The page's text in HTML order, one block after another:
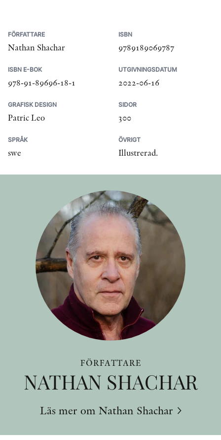
FÖRFATTARE
Nathan Shachar
ISBN
9789189069787
ISBN E-BOK
978-91-89696-18-1
UTGIVNINGSDATUM
2022-06-16
GRAFISK DESIGN
Patric Leo
SIDOR
300
SPRÅK
swe
ÖVRIGT
Illustrerad.
FÖRFATTARE
NATHAN SHACHAR
Läs mer om Nathan Shachar